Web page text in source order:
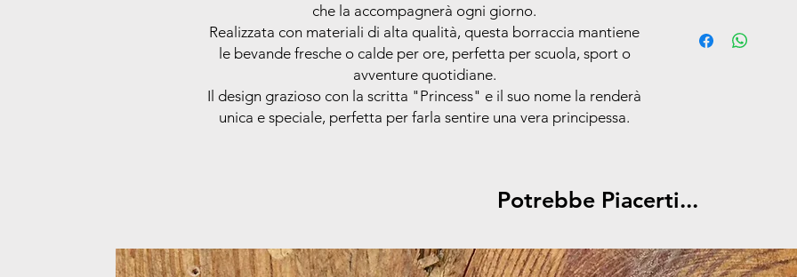
che la accompagnerà ogni giorno.
Realizzata con materiali di alta qualità, questa borraccia mantiene
le bevande fresche o calde per ore, perfetta per scuola, sport o
avventure quotidiane.
Il design grazioso con la scritta "Princess" e il suo nome la renderà
unica e speciale, perfetta per farla sentire una vera principessa.
l'uso quotidiano
ordini, con
Potrebbe Piacerti...